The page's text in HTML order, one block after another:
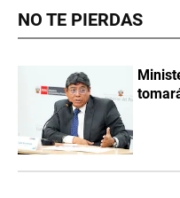
NO TE PIERDAS